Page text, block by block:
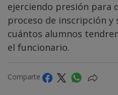
ejerciendo presión para
proceso de inscripción y
cuántos alumnos
el funcionario.
Comparte